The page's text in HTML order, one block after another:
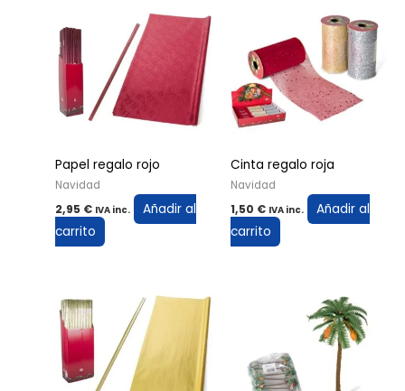
Papel regalo rojo
Navidad
2,95 € IVA inc.
Añadir al
carrito
Cinta regalo roja
Navidad
1,50 € IVA inc.
Añadir al
carrito